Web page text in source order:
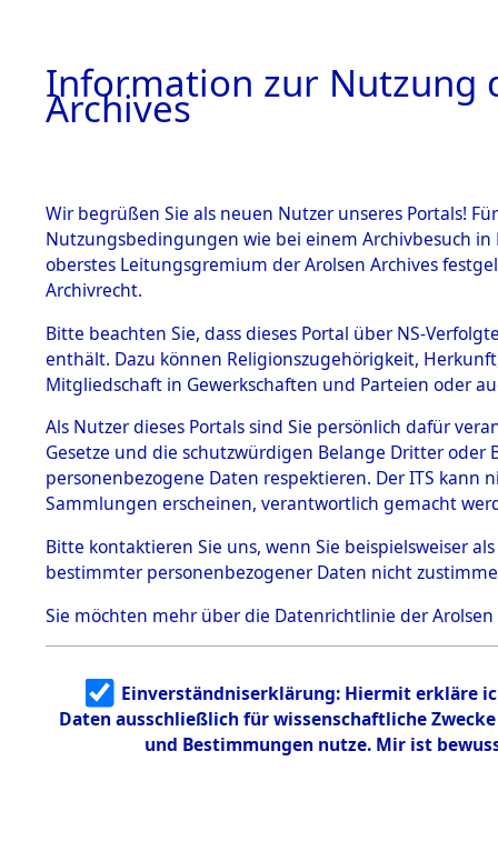
BESTÄNDE
1.
mente
5. Verschiedenes
5.3
Todesmärsche
5.3.1 Alliierte
Erhebungen
zu
Todesmärsch
en
5.3.2
Identifizierun
g
5.3.3
Todesmärsch
Dead -
Branch -
0002
Information zur Nutzung
Archives
Wir begrüßen Sie als neuen Nutzer unseres Portals!
Nutzungsbedingungen wie bei einem Archivbesuch
oberstes Leitungsgremium der Arolsen Archives
Archivrecht.
Bitte beachten Sie, dass dieses Portal über NS-
enthält. Dazu können Religionszugehörigkeit,
Mitgliedschaft in Gewerkschaften und Parteien oder
Als Nutzer dieses Portals sind Sie persönlich dafür
Gesetze und die schutzwürdigen Belange Dritter
personenbezogene Daten respektieren. Der ITS
Sammlungen erscheinen, verantwortlich gemacht
Bitte kontaktieren Sie uns, wenn Sie beispielsweiser
bestimmter personenbezogener Daten nicht
Sie möchten mehr über die Datenrichtlinie der Arolsen
Einverständniserklärung: Hiermit erkläre
Daten ausschließlich für wissenschaftliche
und Bestimmungen nutze. Mir ist